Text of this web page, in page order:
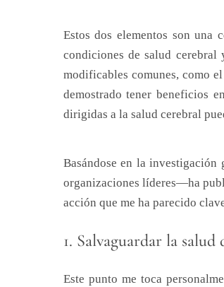
Estos dos elementos son una
condiciones de salud
modificables comunes, como
demostrado tener beneficios
dirigidas a la salud cerebral
Basándose en la
organizaciones líderes—ha
acción que me ha parecido
1. Salvaguardar la salud
Este punto me toca